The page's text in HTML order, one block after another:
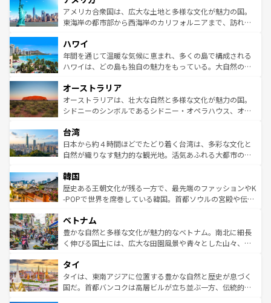
博物館もあり、アルプス観光だけでなく町歩きも満喫する
ことができる。国民の所得が高いため物価も高いが、旅行
ば市内交通費無料で観光を楽しむこともできる。 なお、新
着のスイス情報はコンテンツ一覧 を参照してほしい。
アメリカ合衆国は、広大な土地と多様な文化が魅力の国。
東海岸の都市部から西海岸のカリフォルニアまで、訪れる
のような巨大都市は、観光、ショッピング、エンターテイ
ンメントが詰まった刺激的なスポットだ。一方、アメリカ
西部には大自然が広がり、グランドキャニオンやイエロー
部のニューオーリンズでは、音楽と美食が融合した独特の
文化が魅力。旅行者はアメリカの各地域で異なる魅力を楽
しみながら、その多様性と豊かな歴史を感じることができ
ならではの贅沢な旅のスタイルだ。 なお、新着のアメリカ
情報はコンテンツ一覧を参照してほしい。
ハワイ
年間を通じて温暖な気候に恵まれ、多くの島で構成される
ハワイは、どの島も独自の魅力をもっている。大自然の神
ワイ島は見逃せない。また、定番の観光地といえばオアフ
島だが、静かな自然を求めるならマウイ島やカウアイ島が
おすすめ。エメラルドグリーンに輝く海をはじめ、豊かな
れるおもてなしの心で訪れる人々を迎えてくれるハワイの
人々、おいしいローカルフードやハワイアンミュージッ
ク、伝統的なフラダンスなど、すべてがハワイの魅力を彩
ワイを、存分に味わってほしい。 なお、新着のハワイ情報
はコンテンツ一覧を参照してほしい。
オーストラリア
オーストラリアは、壮大な自然と多様な文化が魅力の国。
シドニーのシンボルであるシドニー・オペラハウス、オー
リアリーフや大陸中央部にそびえるウルル（エアーズロッ
ク）、タスマニアの美しい原生林やケアンズの熱帯雨林な
ど、見どころがたくさん。また、カフェやワイン、オージ
いる。アクティビティも充実しており、サーフィンやダイ
ビング、ハイキングなど、アウトドア好きにはたまらな
い。オーストラリアの多彩な魅力を存分に味わいつくそ
参照してほしい。
台湾
日本から約４時間ほどでたどり着く台湾は、多彩な文化と
自然が織りなす魅力的な観光地。活気あふれる大都市の台
ン）、静ひつな山岳地帯である台湾東部など、都市の喧騒
と山間の静けさが共存しており、訪れる人に新しい発見と
驚きをもたらしてくれる。また、奥深い台湾の食文化も魅
容にもいいと評判のスイーツなど、バラエティ豊かな料理
が味わえる。 なお、新着の台湾情報は コンテンツ一覧を参
照してほしい。
韓国
歴史ある王朝文化が残る一方で、最先端のファッションやK
-POPで世界を席巻している韓国。首都ソウルの宮殿や伝統
き、地方に足を延ばせば四季折々の自然美を楽しむことが
できる。そして、キムチや焼肉、絶品のストリートフード
まで、さまざまな韓国料理が待っている。夜には、韓国な
リティに包まれながら、韓国の多彩な魅力を心ゆくまで味
わってみてほしい。 なお、新着の韓国情報はコンテンツ一
覧を参照してほしい。
ベトナム
豊かな自然と多様な文化が魅力的なベトナム。南北に細長
く伸びる国土には、広大な田園風景や青々とした山々、世
急速な発展と共に伝統が息づく。ハノイの古い町並みやホ
ーチミン市のフランス統治時代の建物も、独特の雰囲気を
醸し出している。また、バラエティの豊かさとおいしさで
タイ
タイは、東南アジアに位置する豊かな自然と歴史が息づく
国だ。首都バンコクは高層ビルが立ち並ぶ一方、伝統的な